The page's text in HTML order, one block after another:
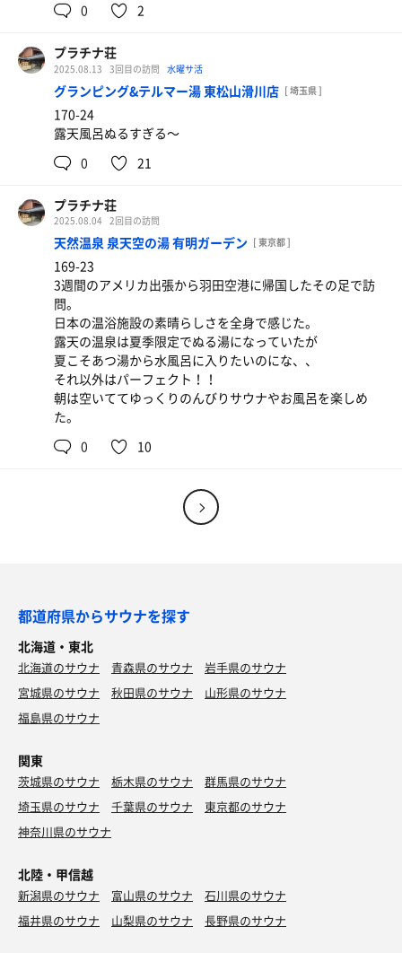
0 2
プラチナ荘
2025.08.13 3回目の訪問 水曜サ活
グランピング&テルマー湯 東松山滑川店 [ 埼玉県 ]
170-24
露天風呂ぬるすぎる〜
0
21
プラチナ荘
2025.08.04 2回目の訪問
天然温泉 泉天空の湯 有明ガーデン [ 東京都 ]
169-23
3週間のアメリカ出張から羽田空港に帰国したその足で訪
問。
日本の温浴施設の素晴らしさを全身で感じた。
露天の温泉は夏季限定でぬる湯になっていたが
夏こそあつ湯から水風呂に入りたいのにな、、
それ以外はパーフェクト！！
朝は空いててゆっくりのんびりサウナやお風呂を楽しめ
た。
0
10
都道府県からサウナを探す
北海道・東北
北海道のサウナ 青森県のサウナ
岩手県のサウナ
宮城県のサウナ
秋田県のサウナ
山形県のサウナ
福島県のサウナ
関東
茨城県のサウナ 栃木県のサウナ
群馬県のサウナ
埼玉県のサウナ
千葉県のサウナ
東京都のサウナ
神奈川県のサウナ
北陸・甲信越
新潟県のサウナ 富山県のサウナ
石川県のサウナ
福井県のサウナ
山梨県のサウナ 長野県のサウナ